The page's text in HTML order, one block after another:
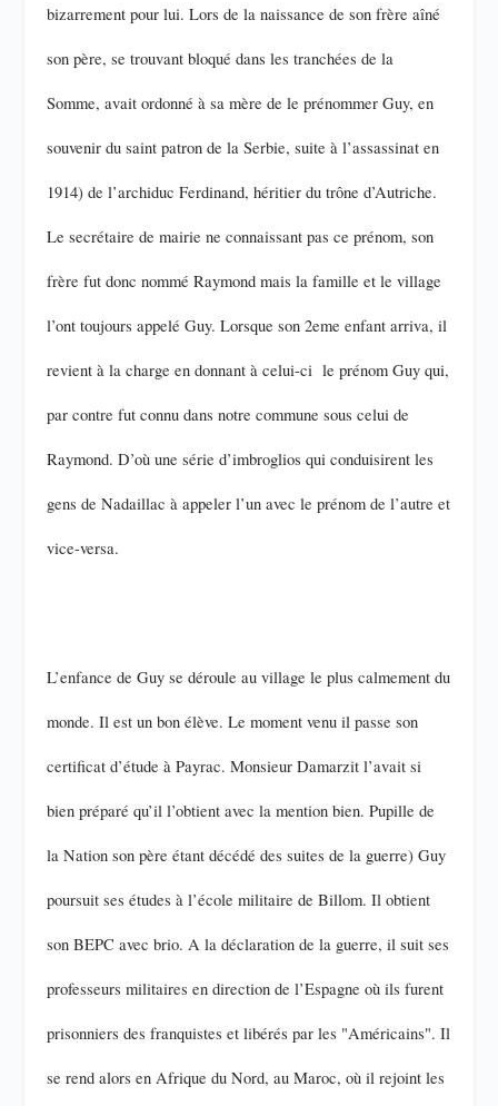
bizarrement pour lui. Lors de la naissance de son frère aîné
son père, se trouvant bloqué dans les tranchées de la
Somme, avait ordonné à sa mère de le prénommer Guy, en
souvenir du saint patron de la Serbie, suite à l’assassinat en
1914) de l’archiduc Ferdinand, héritier du trône d’Autriche.
Le secrétaire de mairie ne connaissant pas ce prénom, son
frère fut donc nommé Raymond mais la famille et le village
l’ont toujours appelé Guy. Lorsque son 2eme enfant arriva, il
revient à la charge en donnant à celui-ci le prénom Guy qui,
par contre fut connu dans notre commune sous celui de
Raymond. D’où une série d’imbroglios qui conduisirent les
gens de Nadaillac à appeler l’un avec le prénom de l’autre et
vice-versa.
L’enfance de Guy se déroule au village le plus calmement du
monde. Il est un bon élève. Le moment venu il passe son
certificat d’étude à Payrac. Monsieur Damarzit l’avait si
bien préparé qu’il l’obtient avec la mention bien. Pupille de
la Nation son père étant décédé des suites de la guerre) Guy
poursuit ses études à l’école militaire de Billom. Il obtient
son BEPC avec brio. A la déclaration de la guerre, il suit ses
professeurs militaires en direction de l’Espagne où ils furent
prisonniers des franquistes et libérés par les "Américains". Il
se rend alors en Afrique du Nord, au Maroc, où il rejoint les